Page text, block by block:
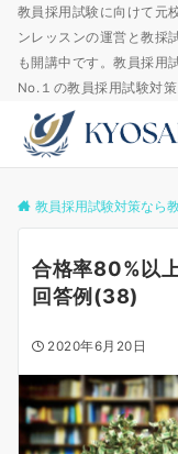
教員採用試験に向けて元
ンレッスンの運営と教採
も開講中です。教員採用
No.１の教員採用試験対
教員採用試験対策なら
合格率80%以
回答例(38)
2020年6月20日